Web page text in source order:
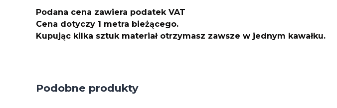
Podana cena zawiera podatek VAT
Cena dotyczy 1 metra bieżącego.
Kupując kilka sztuk materiał otrzymasz zawsze w jednym kawałku.
Podobne produkty